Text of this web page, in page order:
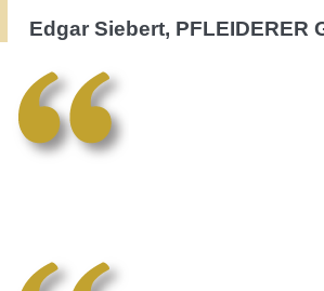
Edgar Siebert, PFLEIDERER